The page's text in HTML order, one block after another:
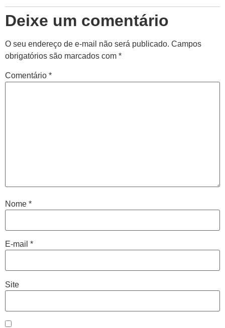
Deixe um comentário
O seu endereço de e-mail não será publicado. Campos
obrigatórios são marcados com *
Comentário *
Nome *
E-mail *
Site